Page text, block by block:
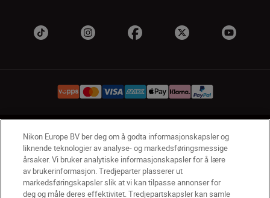
NO Nikon Sites
Kontakt oss Personvernerklæring
Bruksvilkår
Vilkår og betingelser for Nikon Store
Erklæring Om Informasjonskapsler
Tilgjengelighet
Innstillinger for informasjonskapsler
Nikon Europe BV ber deg om å godta informasjonskapsler og
liknende teknologier av analyse- og markedsføringsmessige
årsaker. Vi bruker analytiske informasjonskapsler for å lære
av brukerinformasjon. Tredjeparter plasserer ut
markedsføringskapsler slik at vi kan tilpasse annonser for
deg og måle deres effektivitet. Tredjepartskapsler kan samle